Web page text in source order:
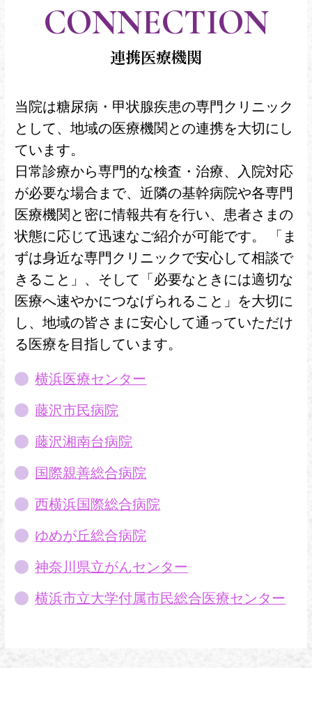
CONNECTION
連携医療機関
当院は糖尿病・甲状腺疾患の専門クリニック
として、地域の医療機関との連携を大切にし
ています。
日常診療から専門的な検査・治療、入院対応
が必要な場合まで、近隣の基幹病院や各専門
医療機関と密に情報共有を行い、患者さまの
状態に応じて迅速なご紹介が可能です。 「ま
ずは身近な専門クリニックで安心して相談で
きること」、そして「必要なときには適切な
医療へ速やかにつなげられること」を大切に
し、地域の皆さまに安心して通っていただけ
る医療を目指しています。
横浜医療センター
藤沢市民病院
藤沢湘南台病院
国際親善総合病院
西横浜国際総合病院
ゆめが丘総合病院
神奈川県立がんセンター
横浜市立大学付属市民総合医療センター